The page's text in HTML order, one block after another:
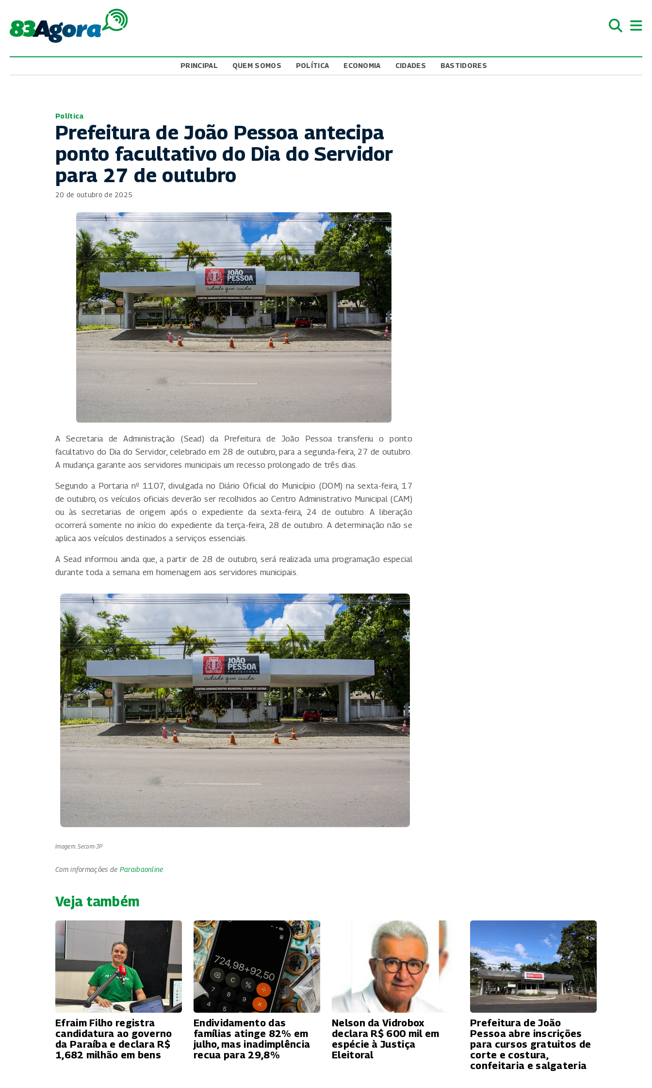
PRINCIPAL QUEM SOMOS POLÍTICA ECONOMIA CIDADES BASTIDORES
Política
Prefeitura de João Pessoa antecipa
ponto facultativo do Dia do Servidor
para 27 de outubro
20 de outubro de 2025
A Secretaria de Administração (Sead) da Prefeitura de João Pessoa transferiu o ponto
facultativo do Dia do Servidor, celebrado em 28 de outubro, para a segunda-feira, 27 de outubro.
A mudança garante aos servidores municipais um recesso prolongado de três dias.
Segundo a Portaria nº 1107, divulgada no Diário Oficial do Município (DOM) na sexta-feira, 17
de outubro, os veículos oficiais deverão ser recolhidos ao Centro Administrativo Municipal (CAM)
ou às secretarias de origem após o expediente da sexta-feira, 24 de outubro. A liberação
ocorrerá somente no início do expediente da terça-feira, 28 de outubro. A determinação não se
aplica aos veículos destinados a serviços essenciais.
A Sead informou ainda que, a partir de 28 de outubro, será realizada uma programação especial
durante toda a semana em homenagem aos servidores municipais.
Imagem: Secom-JP
Com informações de Paraibaonline
Veja também
Efraim Filho registra
candidatura ao governo
da Paraíba e declara R$
1,682 milhão em bens
Endividamento das
famílias atinge 82% em
julho, mas inadimplência
recua para 29,8%
Nelson da Vidrobox
declara R$ 600 mil em
espécie à Justiça
Eleitoral
Prefeitura de João
Pessoa abre inscrições
para cursos gratuitos de
corte e costura,
confeitaria e salgateria